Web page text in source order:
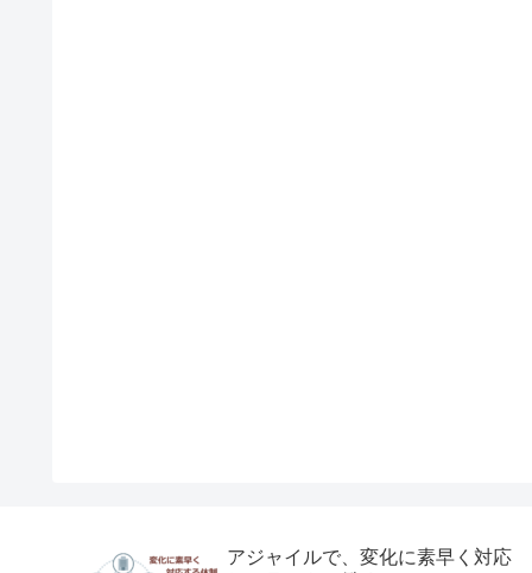
アジャイルで、変化に素早く対応